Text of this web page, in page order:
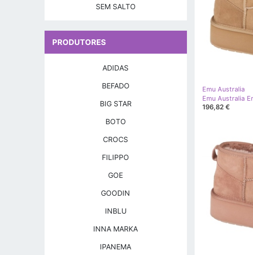
Emu Australia
196,82 €
SEM SALTO
PRODUTORES
ADIDAS
BEFADO
BIG STAR
BOTO
CROCS
FILIPPO
GOE
GOODIN
INBLU
INNA MARKA
IPANEMA